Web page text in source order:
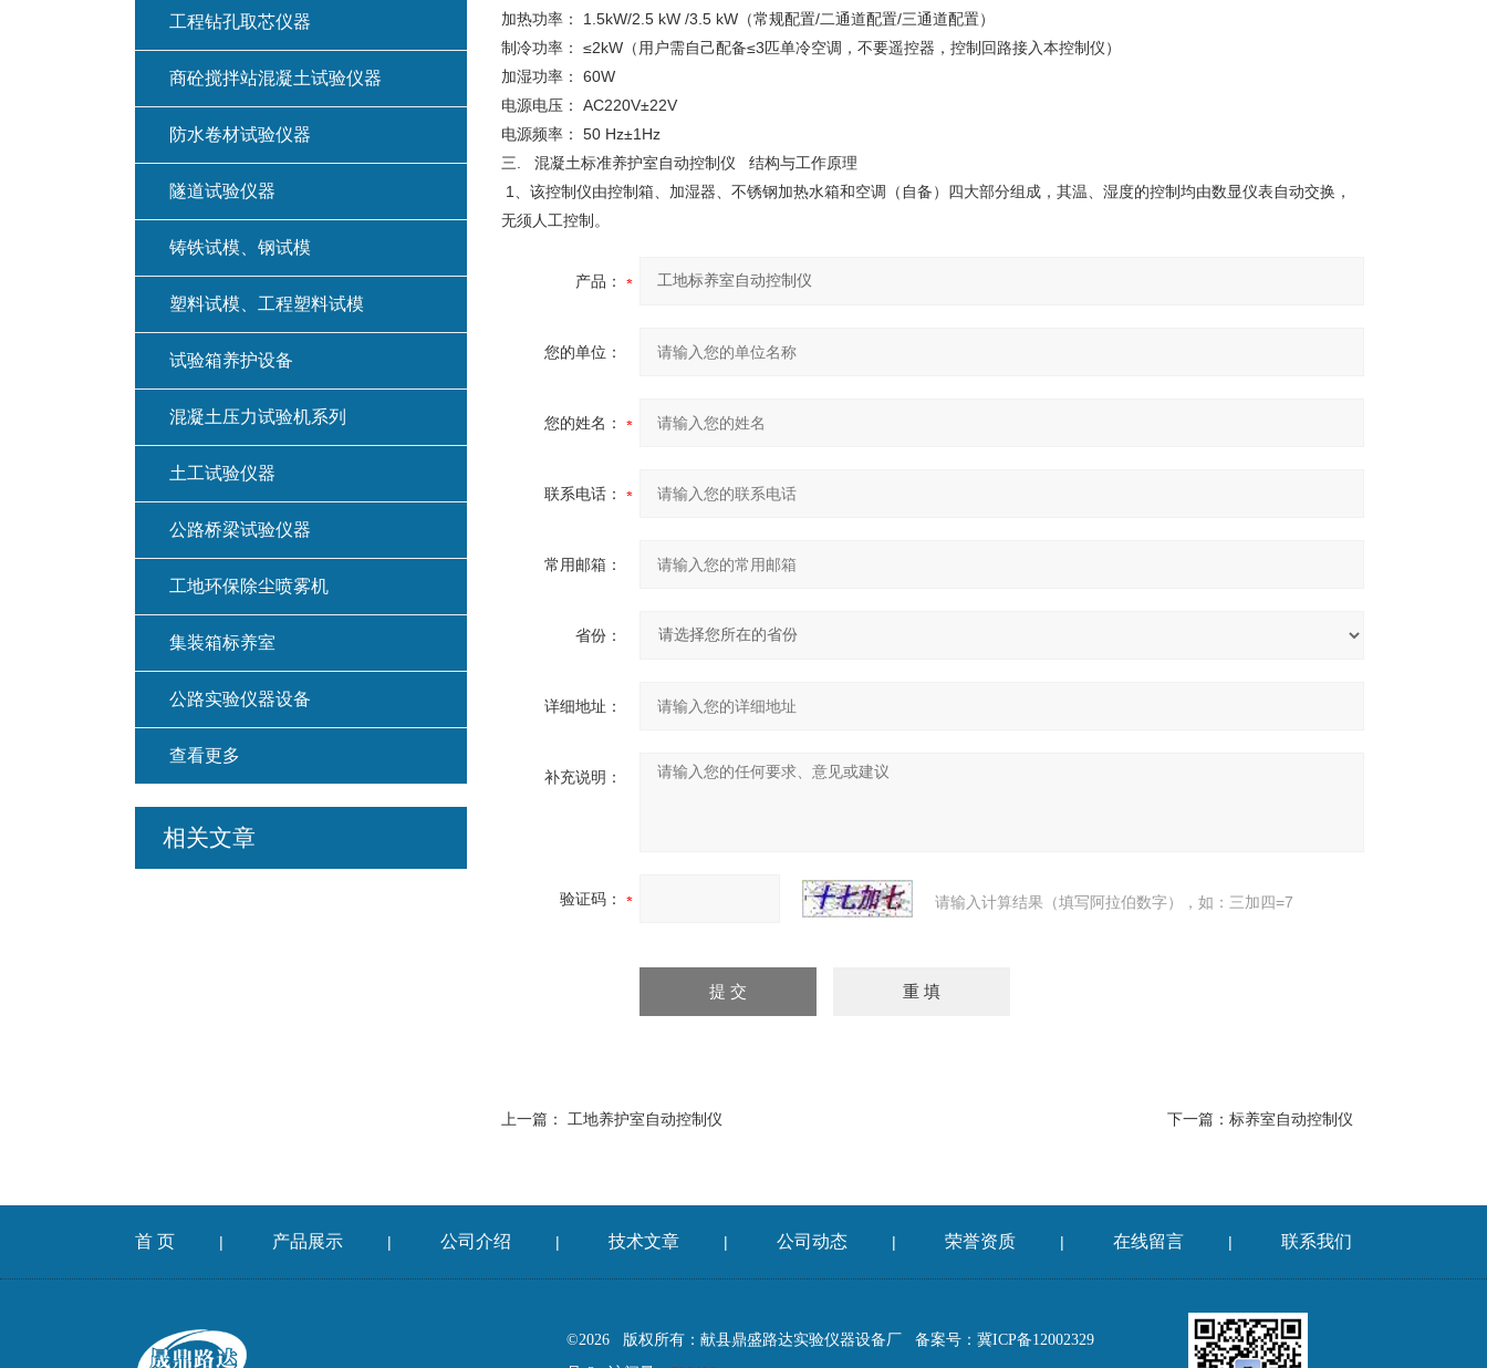
加热功率： 1.5kW/2.5 kW /3.5 kW（常规配置/二通道配置/三通道配置）
制冷功率： ≤2kW（用户需自己配备≤3匹单冷空调，不要遥控器，控制回路接入本控制仪）
加湿功率： 60W
电源电压： AC220V±22V
电源频率： 50 Hz±1Hz
三. 混凝土标准养护室自动控制仪 结构与工作原理
1、该控制仪由控制箱、加湿器、不锈钢加热水箱和空调（自备）四大部分组成，其温、湿度的控制均由数显仪表自动交换，
无须人工控制。
产品：
您的单位：
您的姓名：
联系电话：
常用邮箱：
省份：
详细地址：
补充说明：
验证码： 请输入计算结果（填写阿拉伯数字），如：三加四=7
上一篇： 工地养护室自动控制仪 下一篇： 标养室自动控制仪
工程钻孔取芯仪器
商砼搅拌站混凝土试验仪器
防水卷材试验仪器
隧道试验仪器
铸铁试模、钢试模
塑料试模、工程塑料试模
试验箱养护设备
混凝土压力试验机系列
土工试验仪器
公路桥梁试验仪器
工地环保除尘喷雾机
集装箱标养室
公路实验仪器设备
查看更多
相关文章
首 页 | 产品展示 | 公司介绍 | 技术文章 | 公司动态 | 荣誉资质 | 在线留言 | 联系我们
©2026 版权所有：献县鼎盛路达实验仪器设备厂 备案号：冀ICP备12002329